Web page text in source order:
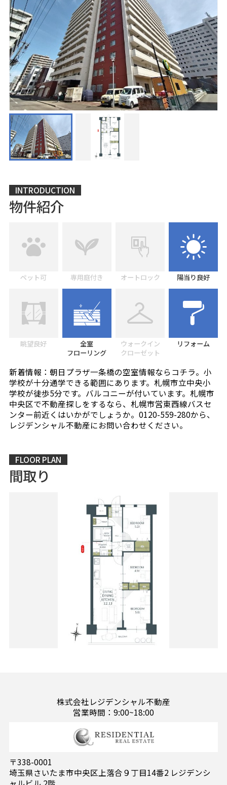
INTRODUCTION
物件紹介
ペット可 専用庭付き オートロック 陽当り良好
眺望良好
全室
フローリング
ウォークイン
クローゼット
リフォーム
新着情報：朝日プラザ一条橋の空室情報ならコチラ。小
学校が十分通学できる範囲にあります。札幌市立中央小
学校が徒歩5分です。バルコニーが付いています。札幌市
中央区で不動産探しをするなら、札幌市営東西線バスセ
ンター前近くはいかがでしょうか。0120-559-280から、
レジデンシャル不動産にお問い合わせください。
FLOOR PLAN
間取り
株式会社レジデンシャル不動産
営業時間：9:00~18:00
〒338-0001
埼玉県さいたま市中央区上落合９丁目14番2 レジデンシ